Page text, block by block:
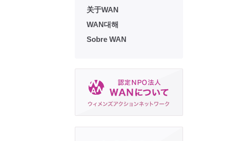
关于WAN
WAN대해
Sobre WAN